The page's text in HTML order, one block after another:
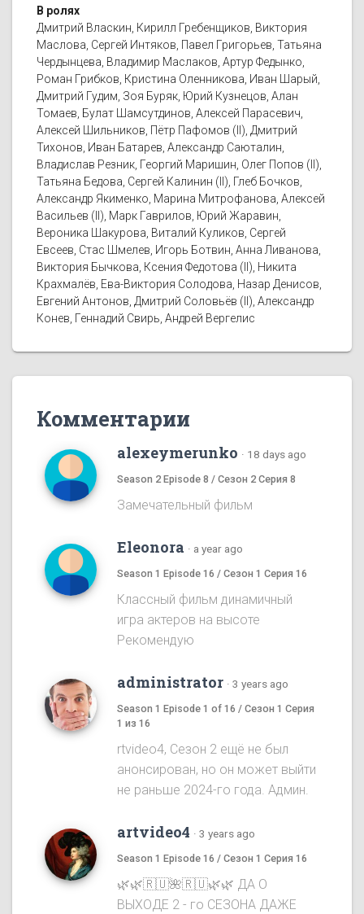
В ролях
Дмитрий Власкин, Кирилл Гребенщиков, Виктория
Маслова, Сергей Интяков, Павел Григорьев, Татьяна
Чердынцева, Владимир Маслаков, Артур Федынко,
Роман Грибков, Кристина Оленникова, Иван Шарый,
Дмитрий Гудим, Зоя Буряк, Юрий Кузнецов, Алан
Томаев, Булат Шамсутдинов, Алексей Парасевич,
Алексей Шильников, Пётр Пафомов (II), Дмитрий
Тихонов, Иван Батарев, Александр Саюталин,
Владислав Резник, Георгий Маришин, Олег Попов (II),
Татьяна Бедова, Сергей Калинин (II), Глеб Бочков,
Александр Якименко, Марина Митрофанова, Алексей
Васильев (II), Марк Гаврилов, Юрий Жаравин,
Вероника Шакурова, Виталий Куликов, Сергей
Евсеев, Стас Шмелев, Игорь Ботвин, Анна Ливанова,
Виктория Бычкова, Ксения Федотова (II), Никита
Крахмалёв, Ева-Виктория Солодова, Назар Денисов,
Евгений Антонов, Дмитрий Соловьёв (II), Александр
Конев, Геннадий Свирь, Андрей Вергелис
Комментарии
alexeymerunko · 18 days ago
Season 2 Episode 8 / Сезон 2 Серия 8
Замечательный фильм
Eleonora · a year ago
Season 1 Episode 16 / Сезон 1 Серия 16
Классный фильм динамичный
игра актеров на высоте
Рекомендую
administrator · 3 years ago
Season 1 Episode 1 of 16 / Сезон 1 Серия
1 из 16
rtvideo4, Сезон 2 ещё не был
анонсирован, но он может выйти
не раньше 2024-го года. Админ.
artvideo4 · 3 years ago
Season 1 Episode 16 / Сезон 1 Серия 16
🌿🌿🇷🇺🌺🇷🇺🌿🌿 ДА О
ВЫХОДЕ 2 - го СЕЗОНА ДАЖЕ